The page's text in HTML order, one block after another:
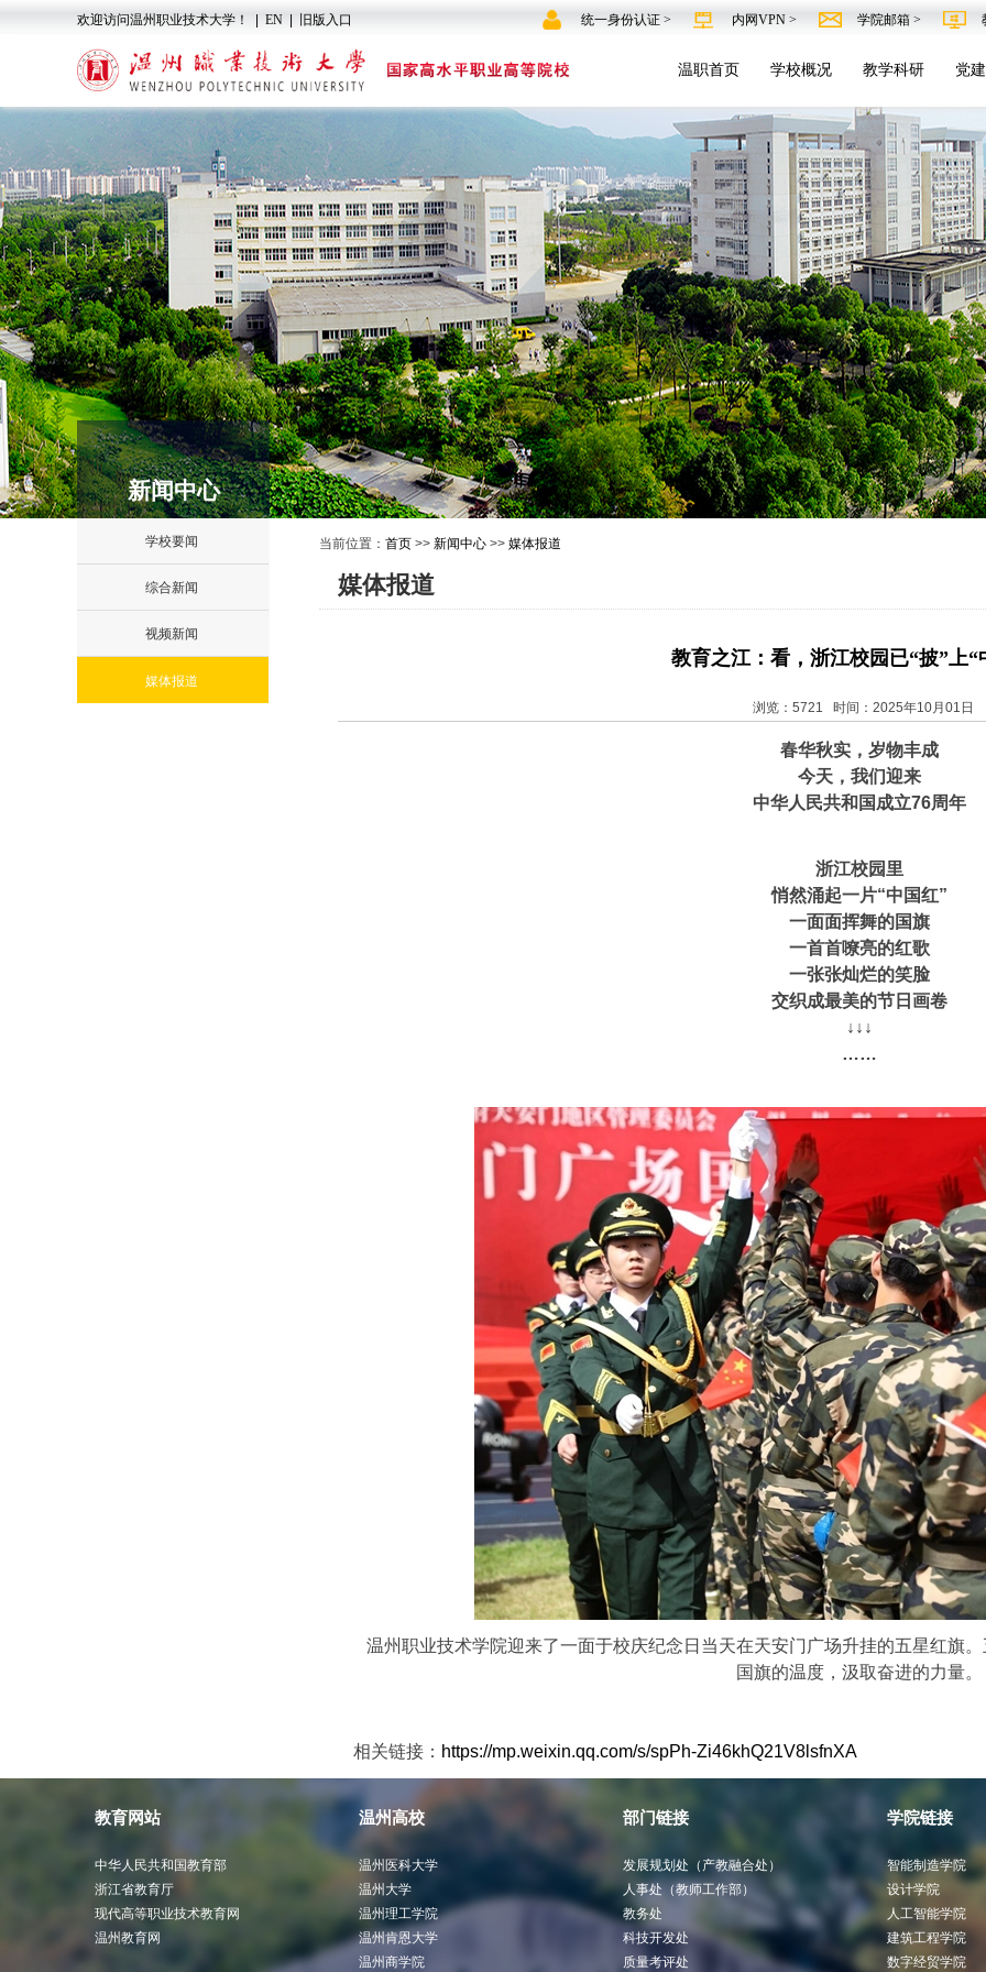
欢迎访问温州职业技术大学！ EN 旧版入口 统一身份认证 > 内网VPN > 学院邮箱 >
温职首页 学校概况 教学科研 党
新闻中心
学校要闻
综合新闻
视频新闻
媒体报道
当前位置： 首页 >> 新闻中心 >> 媒体报道
媒体报道
教育之江：看，浙江校园已“披”上“
浏览：5721 时间：2025年10月01日
春华秋实，岁物丰成
今天，我们迎来
中华人民共和国成立76周年
浙江校园里
悄然涌起一片“中国红”
一面面挥舞的国旗
一首首嘹亮的红歌
一张张灿烂的笑脸
交织成最美的节日画卷
↓↓↓
……
温州职业技术学院迎来了一面于校庆纪念日当天在天安门广场升挂的五星红旗
国旗的温度，汲取奋进的力量。
相关链接： https://mp.weixin.qq.com/s/spPh-Zi46khQ21V8lsfnXA
教育网站
中华人民共和国教育部
浙江省教育厅
现代高等职业技术教育网
温州教育网
温州高校
温州医科大学
温州大学
温州理工学院
温州肯恩大学
温州商学院
部门链接
发展规划处（产教融合处）
人事处（教师工作部）
教务处
科技开发处
质量考评处
学院链接
智能制造学院
设计学院
人工智能学院
建筑工程学院
数字经贸学院